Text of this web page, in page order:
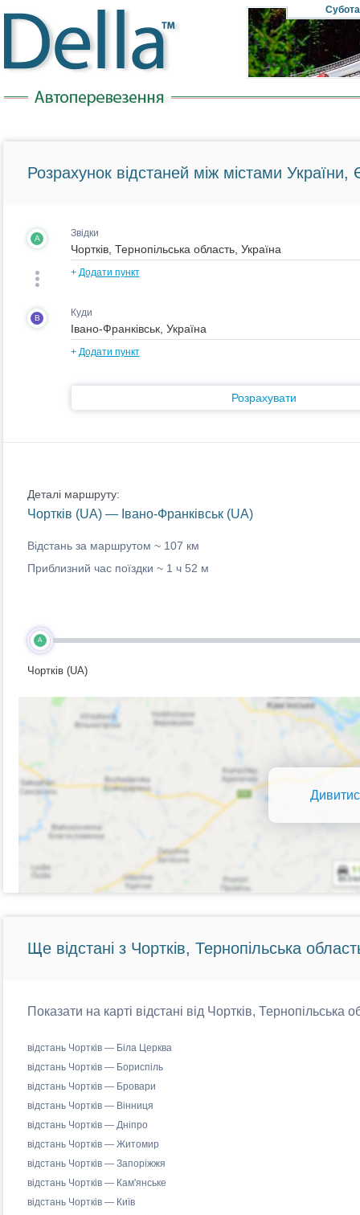
Субота
Розрахунок відстаней між містами України,
A Звідки
+ Додати пункт
B Куди
+ Додати пункт
Розрахувати
Деталі маршруту:
Чортків (UA) — Івано-Франківськ (UA)
Відстань за маршрутом ~ 107 км
Приблизний час поїздки ~ 1 ч 52 м
A
Чортків (UA)
Ще відстані з Чортків, Тернопільська
Показати на карті відстані від Чортків, Тернопільська
відстань Чортків — Біла Церква
відстань Чортків — Бориспіль
відстань Чортків — Бровари
відстань Чортків — Вінниця
відстань Чортків — Дніпро
відстань Чортків — Житомир
відстань Чортків — Запоріжжя
відстань Чортків — Кам'янське
відстань Чортків — Київ